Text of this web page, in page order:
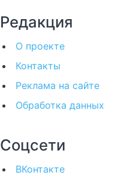
Редакция
О проекте
Контакты
Реклама на сайте
Обработка данных
Соцсети
ВКонтакте